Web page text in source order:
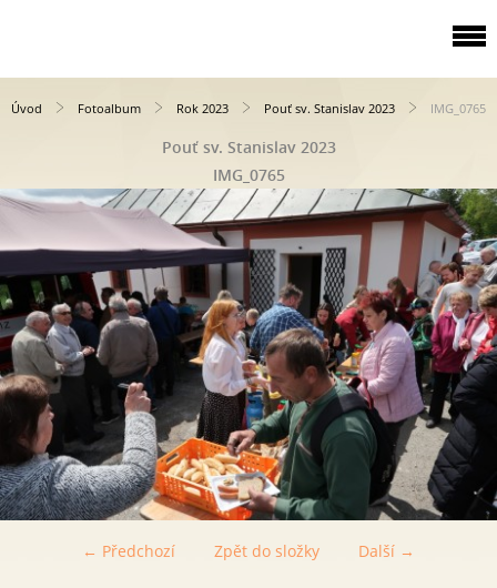
Úvod Fotoalbum Rok 2023 Pouť sv. Stanislav 2023 IMG_0765
Pouť sv. Stanislav 2023
IMG_0765
← Předchozí Další →
Zpět do složky